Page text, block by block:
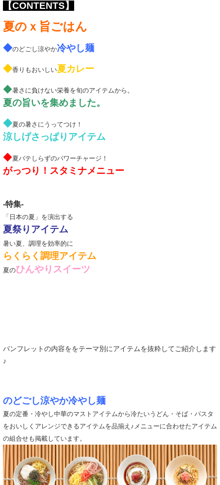
【CONTENTS】
夏のｘ旨ごはん
◆のどごし涼やか冷やし麺
◆香りもおいしい夏カレー
◆暑さに負けない栄養を旬のアイテムから。
夏の旨いを集めました。
◆夏の暑さにうってつけ！
涼しげさっぱりアイテム
◆夏バテしらずのパワーチャージ！
がっつり！スタミナメニュー
-特集-
「日本の夏」を演出する
夏祭りアイテム
暑い夏、調理を効率的に
らくらく調理アイテム
夏のひんやりスイーツ
パンフレットの内容ををテーマ別にアイテムを抜粋してご紹介します
♪
のどごし涼やか冷やし麺
夏の定番・冷やし中華のマストアイテムから冷たいうどん・そば・パスタ
をおいしくアレンジできるアイテムを品揃え♪メニューに合わせたアイテム
の組合せも掲載しています。